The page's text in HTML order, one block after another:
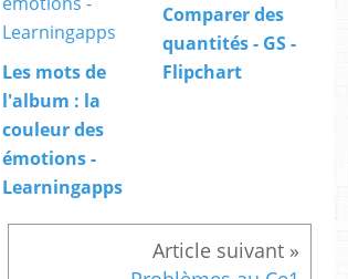
Les mots de
l'album : la
couleur des
émotions -
Learningapps
Comparer des
quantités - GS -
Flipchart